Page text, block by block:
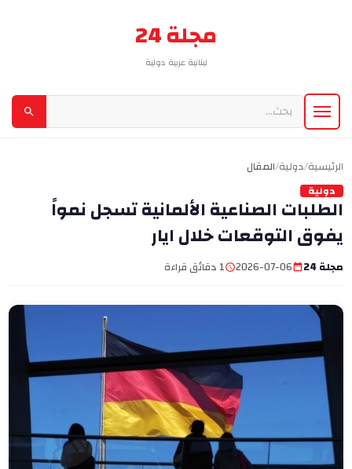
مجلة 24
لبنانية عربية دولية
الرئيسية/دولية/المقال
دولية
الطلبات الصناعية الألمانية تسجل نمواً
يفوق التوقعات خلال ايار
مجلة 24 2026-07-06 1 دقائق قراءة